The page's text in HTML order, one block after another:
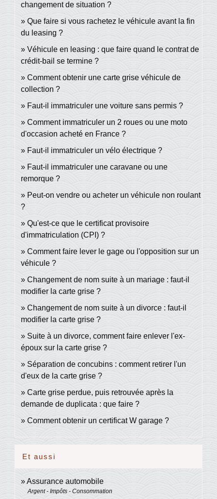
changement de situation ?
Que faire si vous rachetez le véhicule avant la fin
du leasing ?
Véhicule en leasing : que faire quand le contrat de
crédit-bail se termine ?
Comment obtenir une carte grise véhicule de
collection ?
Faut-il immatriculer une voiture sans permis ?
Comment immatriculer un 2 roues ou une moto
d'occasion acheté en France ?
Faut-il immatriculer un vélo électrique ?
Faut-il immatriculer une caravane ou une
remorque ?
Peut-on vendre ou acheter un véhicule non roulant
?
Qu'est-ce que le certificat provisoire
d'immatriculation (CPI) ?
Comment faire lever le gage ou l'opposition sur un
véhicule ?
Changement de nom suite à un mariage : faut-il
modifier la carte grise ?
Changement de nom suite à un divorce : faut-il
modifier la carte grise ?
Suite à un divorce, comment faire enlever l'ex-
époux sur la carte grise ?
Séparation de concubins : comment retirer l'un
d'eux de la carte grise ?
Carte grise perdue, puis retrouvée après la
demande de duplicata : que faire ?
Comment obtenir un certificat W garage ?
Et aussi
Assurance automobile
Argent - Impôts - Consommation